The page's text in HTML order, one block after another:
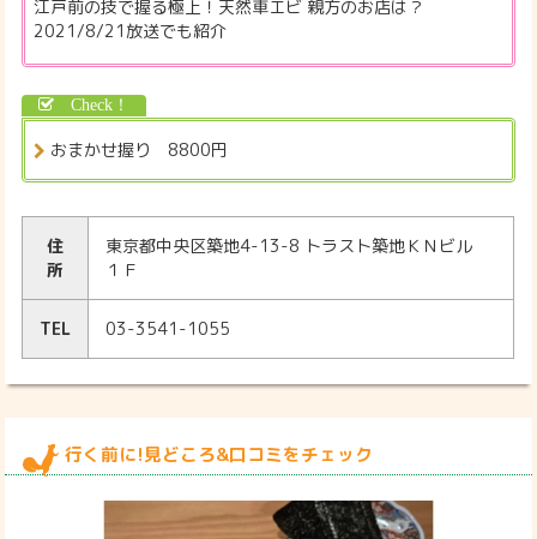
江戸前の技で握る極上！天然車エビ 親方のお店は？
2021/8/21放送でも紹介
おまかせ握り 8800円
住
所
東京都中央区築地4-13-8 トラスト築地ＫＮビル
１Ｆ
TEL 03-3541-1055
行く前に!見どころ&口コミをチェック